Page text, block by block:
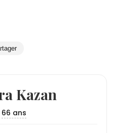
Kazan
66 ans